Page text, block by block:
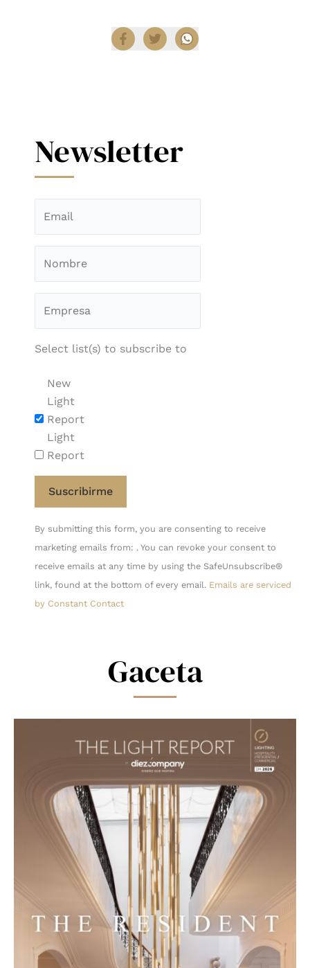
Newsletter
Select list(s) to subscribe to
New
Light
Report
Light
Report
Constant
Contact
Use.
Please
leave
By submitting this form, you are consenting to receive
marketing emails from: . You can revoke your consent to
receive emails at any time by using the SafeUnsubscribe®
link, found at the bottom of every email. Emails are serviced
by Constant Contact
Gaceta